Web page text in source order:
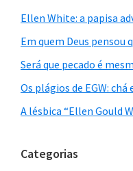
“sabendo que não
is, como prata ou
o vosso fútil
egaram, mas pelo
deiro sem defeito e
Ellen White: a papisa
Em quem Deus pensou
Será que pecado é
Os plágios de EGW: chá
A lésbica “Ellen Gould
Categorias